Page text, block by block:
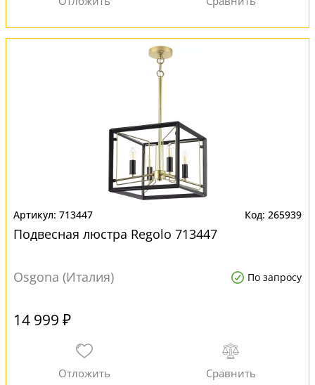
713447 265939
Подвесная люстра Regolo 713447
Osgona (Италия) По запросу
14 999 ₽